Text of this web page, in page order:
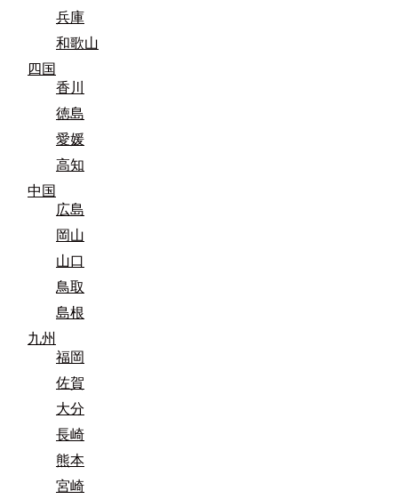
兵庫
和歌山
四国
香川
徳島
愛媛
高知
中国
広島
岡山
山口
鳥取
島根
九州
福岡
佐賀
大分
長崎
熊本
宮崎